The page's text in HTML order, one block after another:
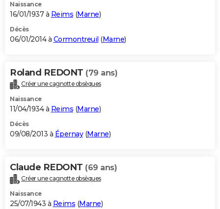
Naissance
16/01/1937 à Reims (Marne)
Décès
06/01/2014 à Cormontreuil (Marne)
Roland REDONT (79 ans)
Créer une cagnotte obsèques
Naissance
11/04/1934 à Reims (Marne)
Décès
09/08/2013 à Épernay(Marne)
Claude REDONT (69 ans)
Créer une cagnotte obsèques
Naissance
25/07/1943 à Reims (Marne)